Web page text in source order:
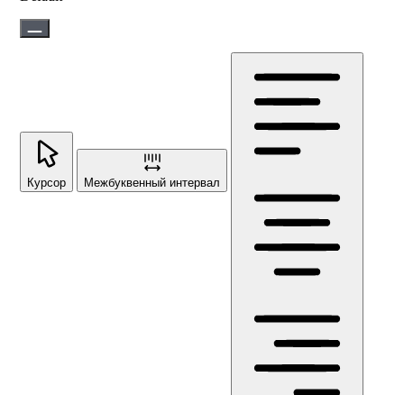
Курсор Межбуквенный интервал